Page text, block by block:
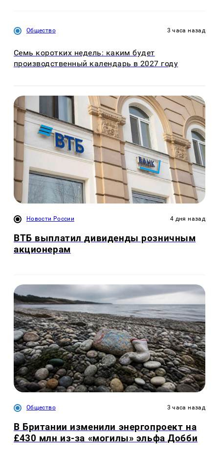
Общество 3 часа назад
Семь коротких недель: каким будет
производственный календарь в 2027 году
Новости России 4 дня назад
ВТБ выплатил дивиденды розничным
акционерам
Общество 3 часа назад
В Британии изменили энергопроект на
£430 млн из-за «могилы» эльфа Добби